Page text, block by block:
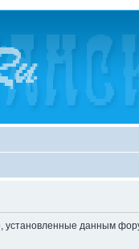
установленные данным